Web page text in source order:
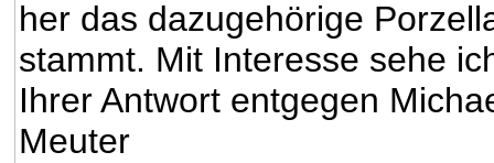
her das dazugehörige
stammt. Mit Interesse sehe
Ihrer Antwort entgegen
Meuter